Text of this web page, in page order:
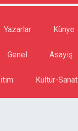
Yazarlar Künye
Genel Asayiş
Kültür-Sanat